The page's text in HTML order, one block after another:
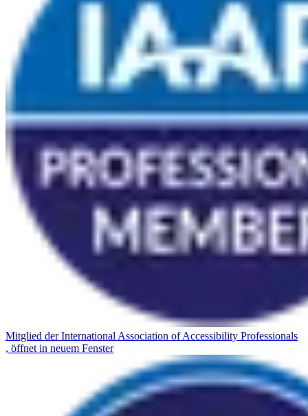
Mitglied der International Association of Accessibility Professionals
, öffnet in neuem Fenster